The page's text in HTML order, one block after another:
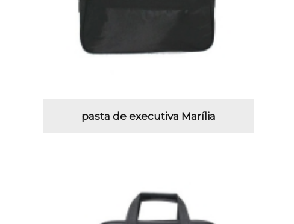
pasta de executiva Marília